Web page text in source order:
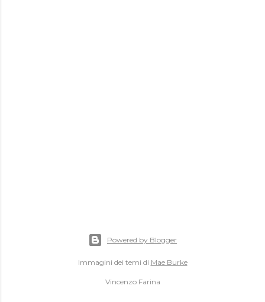
Powered by Blogger
Immagini dei temi di Mae Burke
Vincenzo Farina